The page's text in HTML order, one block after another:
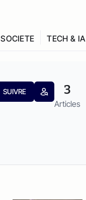
SOCIETE TECH & IA
SUIVRE 3
Articles